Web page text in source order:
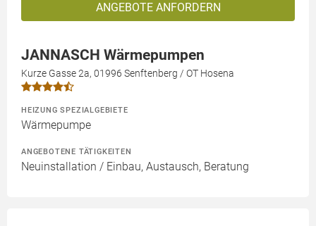
ANGEBOTE ANFORDERN
JANNASCH Wärmepumpen
Kurze Gasse 2a, 01996 Senftenberg / OT Hosena
HEIZUNG SPEZIALGEBIETE
Wärmepumpe
ANGEBOTENE TÄTIGKEITEN
Neuinstallation / Einbau, Austausch, Beratung